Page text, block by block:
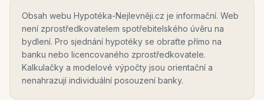
Obsah webu Hypotéka-Nejlevněji.cz je informační. Web
není zprostředkovatelem spotřebitelského úvěru na
bydlení. Pro sjednání hypotéky se obraťte přímo na
banku nebo licencovaného zprostředkovatele.
Kalkulačky a modelové výpočty jsou orientační a
nenahrazují individuální posouzení banky.